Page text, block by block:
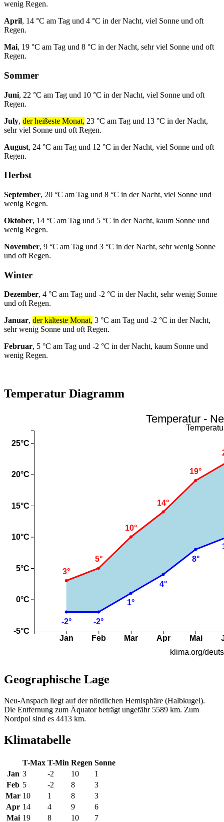
wenig Regen.
April, 14 °C am Tag und 4 °C in der Nacht, viel Sonne und oft
Regen.
Mai, 19 °C am Tag und 8 °C in der Nacht, sehr viel Sonne und oft
Regen.
Sommer
Juni, 22 °C am Tag und 10 °C in der Nacht, viel Sonne und oft
Regen.
July, der heißeste Monat, 23 °C am Tag und 13 °C in der Nacht,
sehr viel Sonne und oft Regen.
August, 24 °C am Tag und 12 °C in der Nacht, viel Sonne und oft
Regen.
Herbst
September, 20 °C am Tag und 8 °C in der Nacht, viel Sonne und
wenig Regen.
Oktober, 14 °C am Tag und 5 °C in der Nacht, kaum Sonne und
wenig Regen.
November, 9 °C am Tag und 3 °C in der Nacht, sehr wenig Sonne
und oft Regen.
Winter
Dezember, 4 °C am Tag und -2 °C in der Nacht, sehr wenig Sonne
und oft Regen.
Januar, der kälteste Monat, 3 °C am Tag und -2 °C in der Nacht,
sehr wenig Sonne und oft Regen.
Februar, 5 °C am Tag und -2 °C in der Nacht, kaum Sonne und
wenig Regen.
Temperatur Diagramm
Geographische Lage
Neu-Anspach liegt auf der nördlichen Hemisphäre (Halbkugel).
Die Entfernung zum Äquator beträgt ungefähr 5589 km. Zum
Nordpol sind es 4413 km.
Klimatabelle
T-Max T-Min Regen Sonne
Jan 3 -2 10
1
Feb 5 -2 8
3
Mar 10 1 8
3
Apr 14 4 9
6
Mai 19 8 10 7